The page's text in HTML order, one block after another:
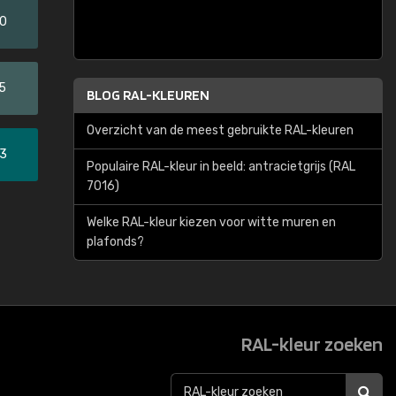
BLOG RAL-KLEUREN
Overzicht van de meest gebruikte RAL-kleuren
Populaire RAL-kleur in beeld: antracietgrijs (RAL
7016)
Welke RAL-kleur kiezen voor witte muren en
plafonds?
RAL-kleur zoeken